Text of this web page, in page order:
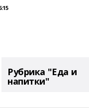
Рубрика "Еда и
напитки"